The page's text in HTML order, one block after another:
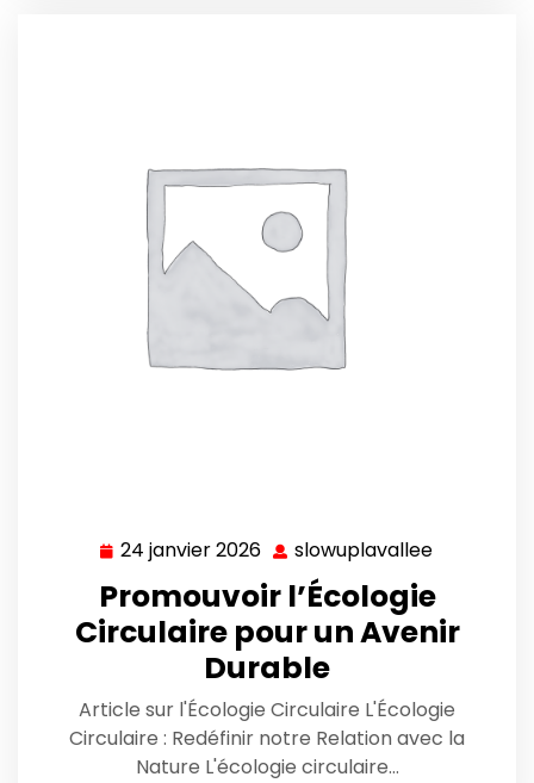
24 janvier 2026 24
janvier
2026
slowuplavallee
Promouvoir l’Écologie
Circulaire pour un Avenir
Durable
Article sur l'Écologie Circulaire L'Écologie
Circulaire : Redéfinir notre Relation avec la
Nature L'écologie circulaire…